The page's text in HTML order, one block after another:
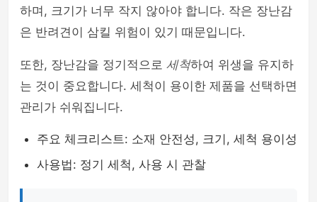
하며, 크기가 너무 작지 않아야 합니다. 작은 장난감
은 반려견이 삼킬 위험이 있기 때문입니다.
또한, 장난감을 정기적으로 세척하여 위생을 유지하
는 것이 중요합니다. 세척이 용이한 제품을 선택하면
관리가 쉬워집니다.
주요 체크리스트: 소재 안전성, 크기, 세척 용이성
사용법: 정기 세척, 사용 시 관찰